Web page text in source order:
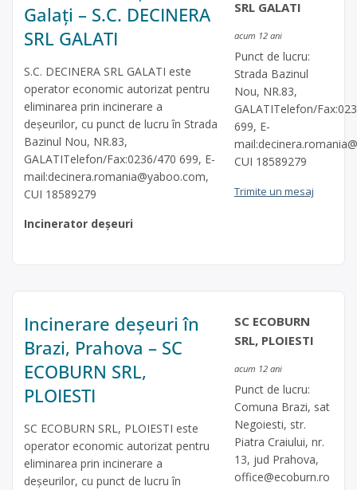
Galați – S.C. DECINERA
SRL GALATI
S.C. DECINERA SRL GALATI este
operator economic autorizat pentru
eliminarea prin incinerare a
deşeurilor, cu punct de lucru în Strada
Bazinul Nou, NR.83,
GALATITelefon/Fax:0236/470 699, E-
mail:decinera.romania@yaboo.com,
CUI 18589279
Incinerator deșeuri
SRL GALATI
acum 12 ani
Punct de lucru:
Strada Bazinul
Nou, NR.83,
GALATITelefon/
699, E-
mail:
CUI 18589279
Trimite un mesaj
Incinerare deșeuri în
Brazi, Prahova – SC
ECOBURN SRL,
PLOIESTI
SC ECOBURN SRL, PLOIESTI este
operator economic autorizat pentru
eliminarea prin incinerare a
deşeurilor, cu punct de lucru în
SC ECOBURN
SRL, PLOIESTI
acum 12 ani
Punct de lucru:
Comuna Brazi, sat
Negoiesti, str.
Piatra Craiului, nr.
13, jud Prahova,
office@ecoburn.ro